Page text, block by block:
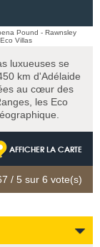
luxueuses se
km d'Adélaide
au cœur des
les Eco
AFFICHER LA CARTE
/ 5 sur 6 vote(s)